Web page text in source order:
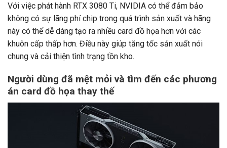
Với việc phát hành RTX 3080 Ti, NVIDIA có thể đảm bảo
không có sự lãng phí chip trong quá trình sản xuất và hãng
này có thể dễ dàng tạo ra nhiều card đồ họa hơn với các
khuôn cấp thấp hơn. Điều này giúp tăng tốc sản xuất nói
chung và cải thiện tình trạng tồn kho.
Người dùng đã mệt mỏi và tìm đến các phương
án card đồ họa thay thế